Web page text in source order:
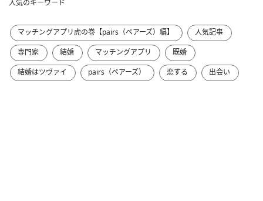
人気のキーワード
マッチングアプリ虎の巻【pairs（ペアーズ）編】
人気記事
専門家
結婚 マッチングアプリ
既婚
結婚はツヴァイ
pairs（ペアーズ） 恋する 出会い